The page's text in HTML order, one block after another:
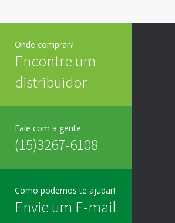
Onde comprar?
Encontre um
distribuidor
Fale com a gente
(15)3267-6108
Como podemos te ajudar!
Envie um E-mail